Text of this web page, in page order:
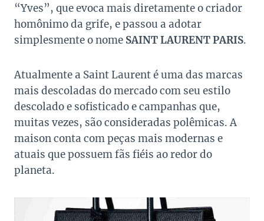
“Yves”, que evoca mais diretamente o criador
homônimo da grife, e passou a adotar
simplesmente o nome SAINT LAURENT PARIS.
Atualmente a Saint Laurent é uma das marcas
mais descoladas do mercado com seu estilo
descolado e sofisticado e campanhas que,
muitas vezes, são consideradas polêmicas. A
maison conta com peças mais modernas e
atuais que possuem fãs fiéis ao redor do
planeta.